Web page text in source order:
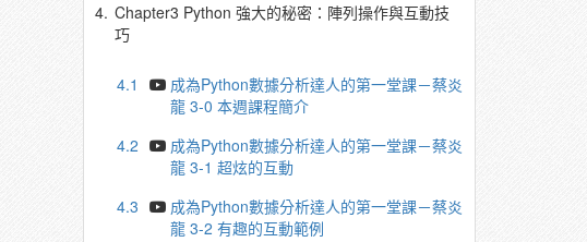
4. Chapter3 Python 強大的秘密：陣列操作與互動技
巧
4.1
成為Python數據分析達人的第一堂課－蔡炎
龍 3-0 本週課程簡介
4.2
成為Python數據分析達人的第一堂課－蔡炎
龍 3-1 超炫的互動
4.3
成為Python數據分析達人的第一堂課－蔡炎
龍 3-2 有趣的互動範例